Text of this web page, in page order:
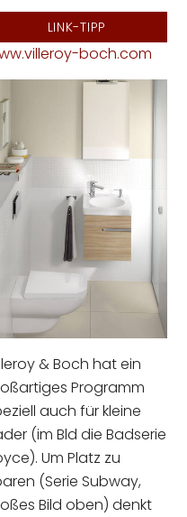
LINK-TIPP
boch.com
& Boch hat ein
Programm
auch für kleine
(im Bld die Badserie
Um Platz zu
(Serie Subway,
Bild oben) denkt